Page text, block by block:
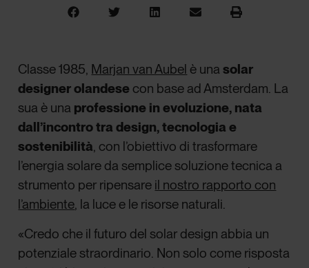
Classe 1985, Marjan van Aubel è una solar
designer olandese con base ad Amsterdam. La
sua è una professione in evoluzione, nata
dall’incontro tra design, tecnologia e
sostenibilità, con l’obiettivo di trasformare
l’energia solare da semplice soluzione tecnica a
strumento per ripensare il nostro rapporto con
l’ambiente, la luce e le risorse naturali.
«Credo che il futuro del solar design abbia un
potenziale straordinario. Non solo come risposta